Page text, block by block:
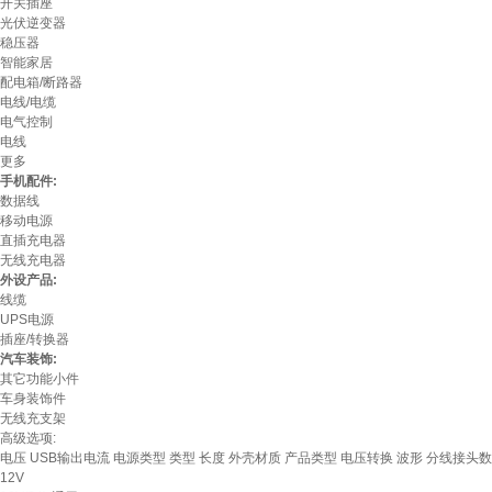
开关插座
光伏逆变器
稳压器
智能家居
配电箱/断路器
电线/电缆
电气控制
电线
更多
手机配件:
数据线
移动电源
直插充电器
无线充电器
外设产品:
线缆
UPS电源
插座/转换器
汽车装饰:
其它功能小件
车身装饰件
无线充支架
高级选项:
电压 USB输出电流 电源类型 类型 长度 外壳材质 产品类型 电压转换 波形 分线接头数
12V